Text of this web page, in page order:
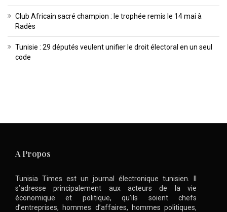
Club Africain sacré champion : le trophée remis le 14 mai à
Radès
Tunisie : 29 députés veulent unifier le droit électoral en un seul
code
A Propos
Tunisia Times est un journal électronique tunisien. Il
s’adresse principalement aux acteurs de la vie
économique et politique, qu’ils soient chefs
d’entreprises, hommes d’affaires, hommes politiques,